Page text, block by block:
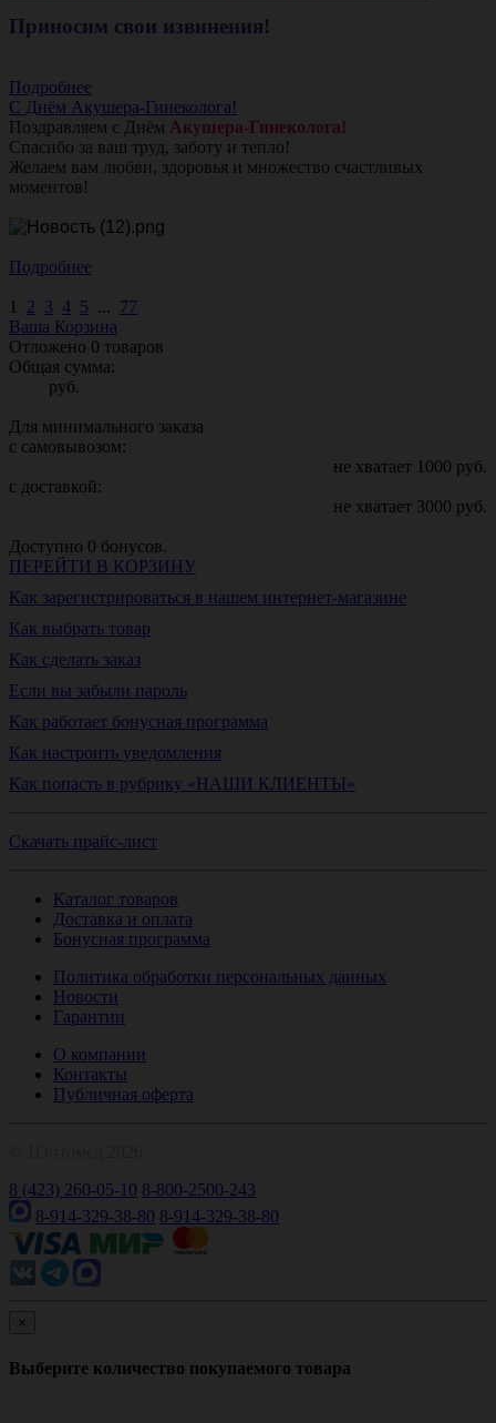
Приносим свои извинения!
Подробнее
С Днём Акушера-Гинеколога!
Поздравляем с Днём Акушера-Гинеколога!
Спасибо за ваш труд, заботу и тепло!
Желаем вам любви, здоровья и множество счастливых
моментов!
Подробнее
1 2 3 4 5 ... 77
Ваша Корзина
Отложено 0 товаров
Общая сумма:
руб.
Для минимального заказа
с самовывозом:
не хватает 1000 руб.
с доставкой:
не хватает 3000 руб.
Доступно 0 бонусов.
ПЕРЕЙТИ В КОРЗИНУ
Как зарегистрироваться в нашем интернет-магазине
Как выбрать товар
Как сделать заказ
Если вы забыли пароль
Как работает бонусная программа
Как настроить уведомления
Как попасть в рубрику «НАШИ КЛИЕНТЫ»
Скачать прайс-лист
Каталог товаров
Доставка и оплата
Бонусная программа
Политика обработки персональных данных
Новости
Гарантии
О компании
Контакты
Публичная оферта
8 (423) 260-05-10 8-800-2500-243
8-914-329-38-80 8-914-329-38-80
×
Выберите количество покупаемого товара